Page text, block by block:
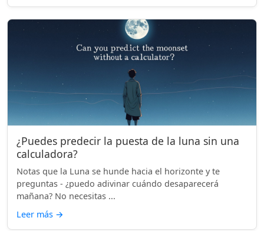
¿Puedes predecir la puesta de la luna sin una
calculadora?
Notas que la Luna se hunde hacia el horizonte y te
preguntas - ¿puedo adivinar cuándo desaparecerá
mañana? No necesitas ...
Leer más →